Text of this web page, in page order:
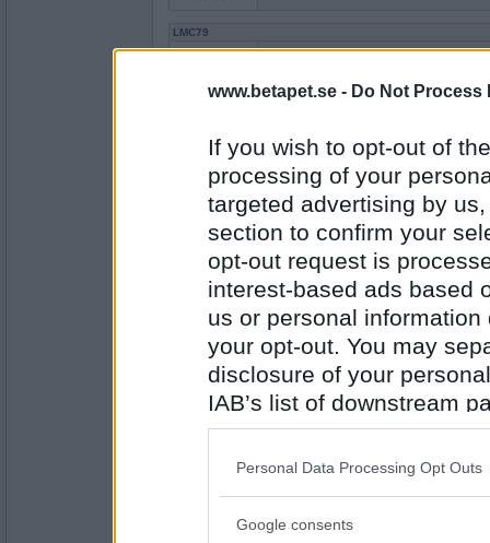
www.betapet.se - Do Not Process
If you wish to opt-out of
processing of your
targeted advertising by
section to confirm your
opt-out request is
interest-based ads based
us or personal
your opt-out. You may
disclosure of your
IAB’s list of downstream
also be disclosed by us
Downstream Participants
Please note that this
Personal Data Processing Opt Outs
Google consents
LMC79
Antal inlägg: 213
I dag passar vi på att köpa pizza
1178
Hamburgare
Choklad donut
Idag åt jag 2 ggr blev lite grekisk
- Ej medlem längre